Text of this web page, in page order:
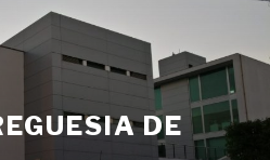
DE